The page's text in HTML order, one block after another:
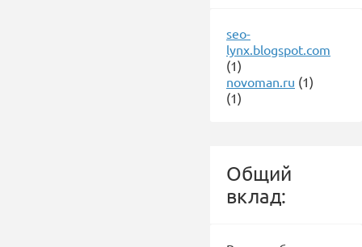
seo-
lynx.blogspot.com
(1)
novoman.ru (1)
(1)
Общий
вклад: